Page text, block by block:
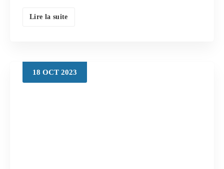
Lire la suite
18 OCT 2023